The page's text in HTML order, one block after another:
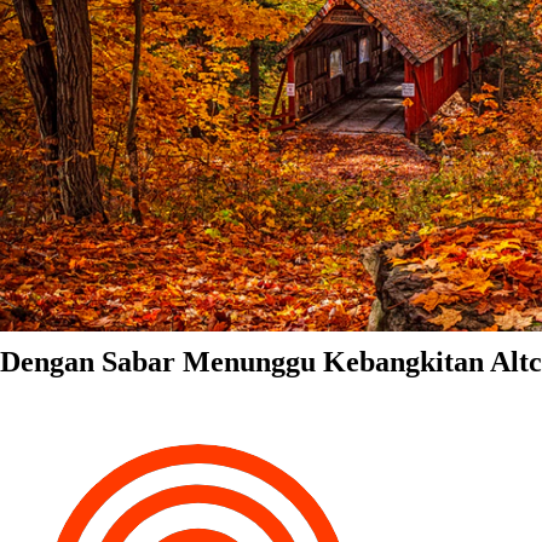
Dengan Sabar Menunggu Kebangkitan